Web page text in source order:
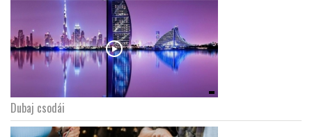
Dubaj csodái